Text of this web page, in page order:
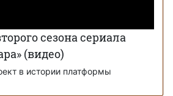
сезона сериала
(видео)
в истории платформы